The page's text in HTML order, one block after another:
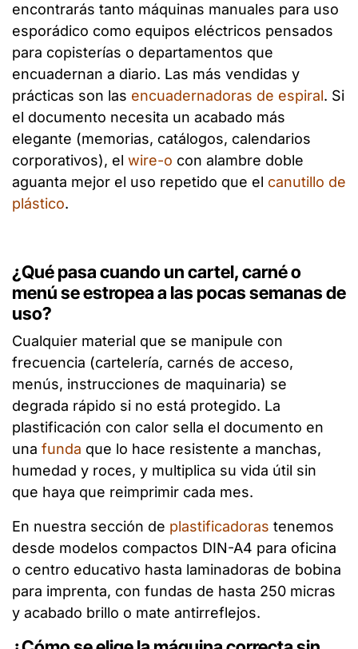
encontrarás tanto máquinas manuales para uso
esporádico como equipos eléctricos pensados
para copisterías o departamentos que
encuadernan a diario. Las más vendidas y
prácticas son las encuadernadoras de espiral. Si
el documento necesita un acabado más
elegante (memorias, catálogos, calendarios
corporativos), el wire-o con alambre doble
aguanta mejor el uso repetido que el canutillo de
plástico.
¿Qué pasa cuando un cartel, carné o
menú se estropea a las pocas semanas de
uso?
Cualquier material que se manipule con
frecuencia (cartelería, carnés de acceso,
menús, instrucciones de maquinaria) se
degrada rápido si no está protegido. La
plastificación con calor sella el documento en
una funda que lo hace resistente a manchas,
humedad y roces, y multiplica su vida útil sin
que haya que reimprimir cada mes.
En nuestra sección de plastificadoras tenemos
desde modelos compactos DIN-A4 para oficina
o centro educativo hasta laminadoras de bobina
para imprenta, con fundas de hasta 250 micras
y acabado brillo o mate antirreflejos.